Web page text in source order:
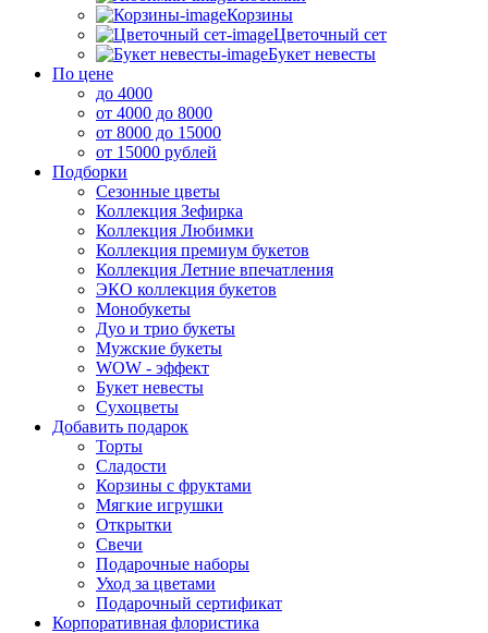
Корзины
Цветочный сет
Букет невесты
По цене
до 4000
от 4000 до 8000
от 8000 до 15000
от 15000 рублей
Подборки
Сезонные цветы
Коллекция Зефирка
Коллекция Любимки
Коллекция премиум букетов
Коллекция Летние впечатления
ЭКО коллекция букетов
Монобукеты
Дуо и трио букеты
Мужские букеты
WOW - эффект
Букет невесты
Сухоцветы
Добавить подарок
Торты
Сладости
Корзины с фруктами
Мягкие игрушки
Открытки
Свечи
Подарочные наборы
Уход за цветами
Подарочный сертификат
Корпоративная флористика